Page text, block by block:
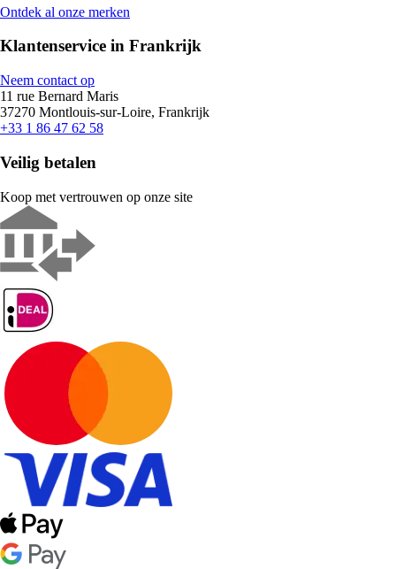
Ontdek al onze merken
Klantenservice in Frankrijk
Neem contact op
11 rue Bernard Maris
37270 Montlouis-sur-Loire, Frankrijk
+33 1 86 47 62 58
Veilig betalen
Koop met vertrouwen op onze site